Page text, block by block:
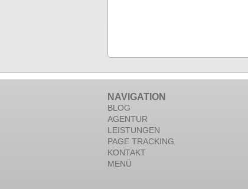
NAVIGATION
BLOG
AGENTUR
LEISTUNGEN
PAGE TRACKING
KONTAKT
MENÜ